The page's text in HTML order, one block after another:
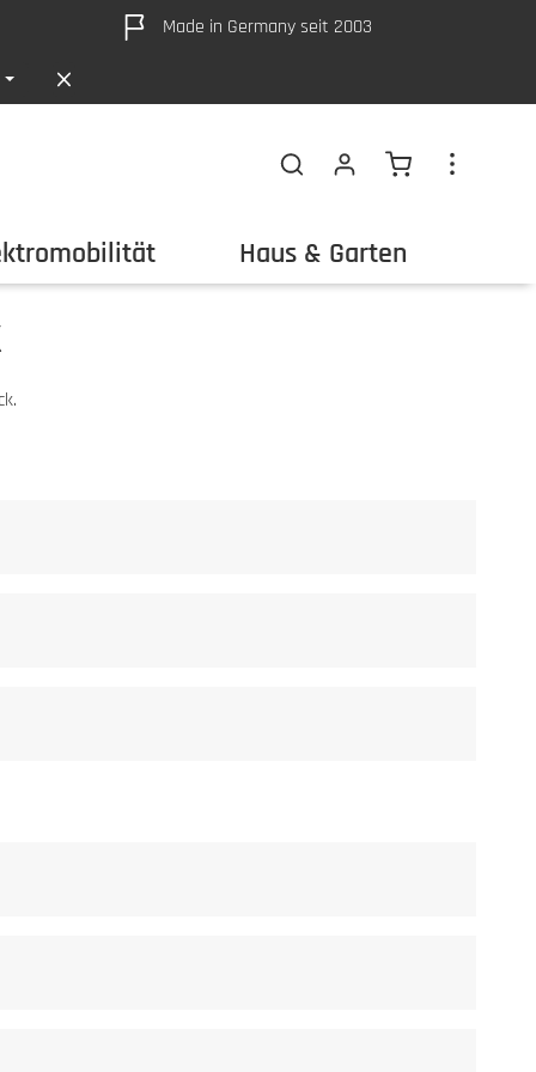
Made in Germany seit 2003
Warenkorb
Haus & Garten